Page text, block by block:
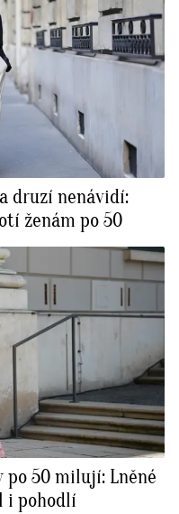
druzí nenávidí:
ženám po 50
po 50 milují: Lněné
i pohodlí